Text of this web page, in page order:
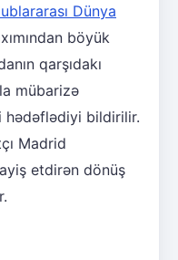
Dünya
böyük
qarşıdakı
mübarizə
hədəflədiyi bildirilir.
Madrid
etdirən dönüş